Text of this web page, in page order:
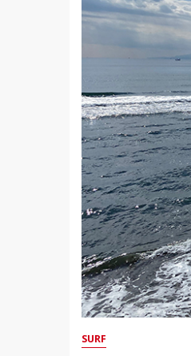
SURF